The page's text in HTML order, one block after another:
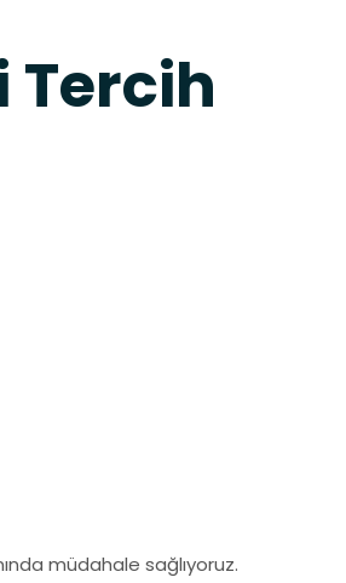
Tercih
müdahale sağlıyoruz.